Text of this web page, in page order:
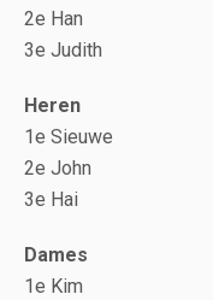
2e Han
3e Judith
Heren
1e Sieuwe
2e John
3e Hai
Dames
1e Kim